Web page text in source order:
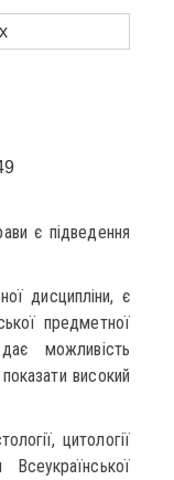
є підведення
дисципліни, є
предметної
можливість
високий
цитології